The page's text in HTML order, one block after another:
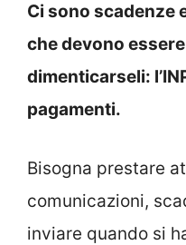
Ci sono scadenze
che devono
dimenticarseli:
pagamenti.
Bisogna prestare
comunicazioni,
inviare quando si